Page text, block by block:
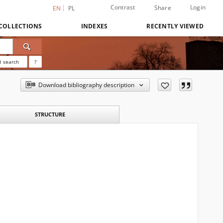
EN PL Contrast Share Login
INDEXES RECENTLY VIEWED
search ?
Download bibliography description
STRUCTURE